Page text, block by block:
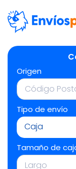
Origen
Tipo de envío
Caja
Tamaño de